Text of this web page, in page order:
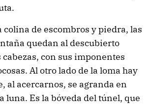
colina de escombros y piedra, las
quedan al descubierto
con sus imponentes
Al otro lado de la loma hay
al acercarnos, se agranda en
luna. Es la bóveda del túnel, que